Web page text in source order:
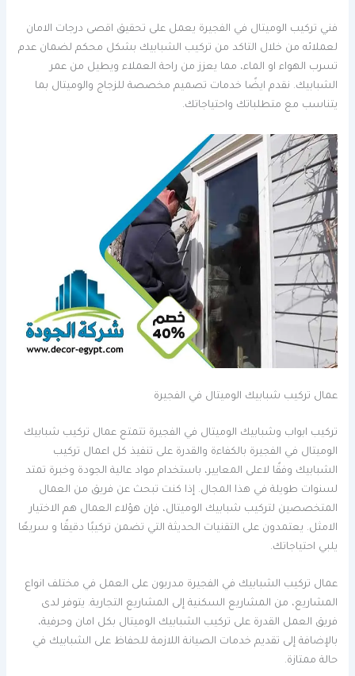
فني تركيب الوميتال في الفجيرة يعمل على تحقيق اقصى درجات الامان
لعملائه من خلال التاكد من تركيب الشبابيك بشكل محكم لضمان عدم
تسرب الهواء او الماء، مما يعزز من راحة العملاء ويطيل من عمر
الشبابيك. نقدم ايضًا خدمات تصميم مخصصة للزجاج والوميتال بما
يتناسب مع متطلباتك واحتياجاتك.
عمال تركيب شبابيك الوميتال في الفجيرة
تركيب ابواب وشبابيك الوميتال في الفجيرة تتمتع عمال تركيب شبابيك
الوميتال في الفجيرة بالكفاءة والقدرة على تنفيذ كل اعمال تركيب
الشبابيك وفقًا لاعلى المعايير، باستخدام مواد عالية الجودة وخبرة تمتد
لسنوات طويلة في هذا المجال. إذا كنت تبحث عن فريق من العمال
المتخصصين لتركيب شبابيك الوميتال، فإن هؤلاء العمال هم الاختيار
الامثل. يعتمدون على التقنيات الحديثة التي تضمن تركيبًا دقيقًا و سريعًا
يلبي احتياجاتك.
عمال تركيب الشبابيك في الفجيرة مدربون على العمل في مختلف انواع
المشاريع، من المشاريع السكنية إلى المشاريع التجارية. يتوفر لدى
فريق العمل القدرة على تركيب الشبابيك الوميتال بكل امان وحرفية،
بالإضافة إلى تقديم خدمات الصيانة اللازمة للحفاظ على الشبابيك في
حالة ممتازة.